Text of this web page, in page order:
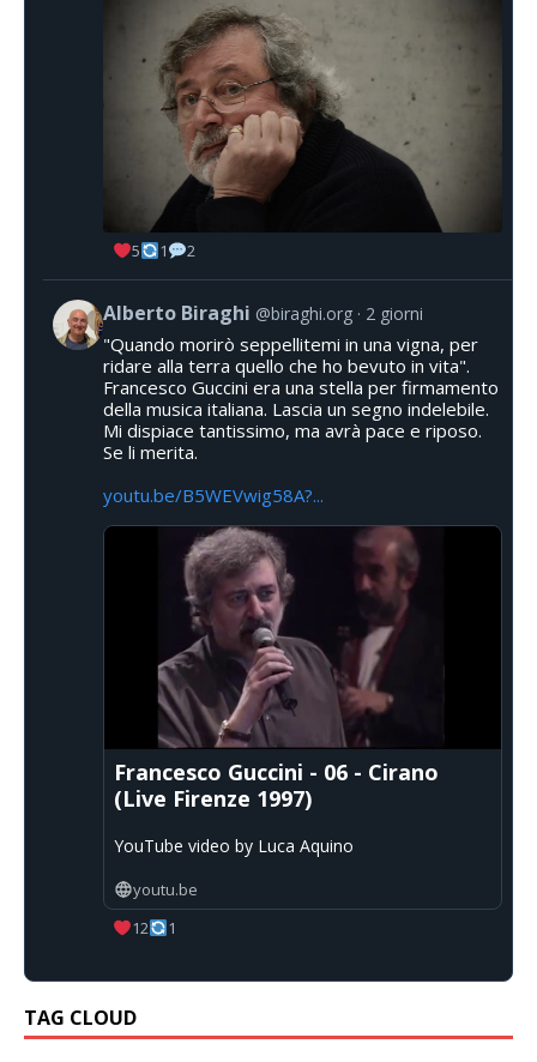
5 1 2
Alberto Biraghi @biraghi.org 2 giorni
"Quando morirò seppellitemi in una vigna, per
ridare alla terra quello che ho bevuto in vita".
Francesco Guccini era una stella per firmamento
della musica italiana. Lascia un segno indelebile.
Mi dispiace tantissimo, ma avrà pace e riposo.
Se li merita.
youtu.be/B5WEVwig58A?...
Francesco Guccini - 06 - Cirano
(Live Firenze 1997)
YouTube video by Luca Aquino
youtu.be
12
1
TAG CLOUD